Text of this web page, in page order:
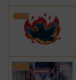
アニメ
アニメ